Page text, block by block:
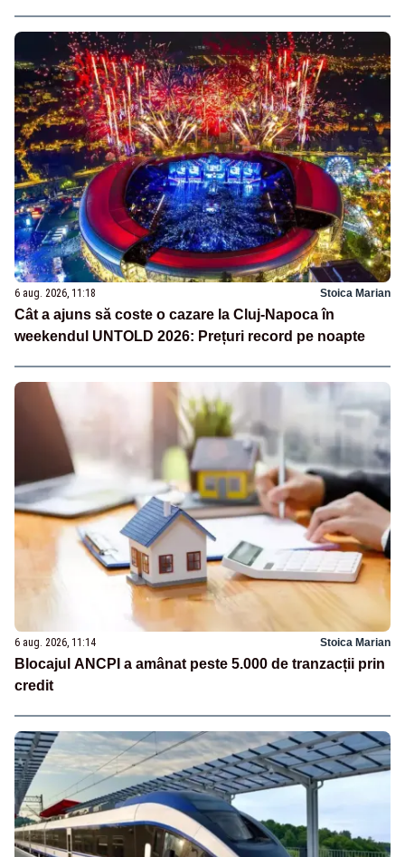
6 aug. 2026, 11:18 Stoica Marian
Cât a ajuns să coste o cazare la Cluj-Napoca în
weekendul UNTOLD 2026: Prețuri record pe noapte
6 aug. 2026, 11:14 Stoica Marian
Blocajul ANCPI a amânat peste 5.000 de tranzacții prin
credit